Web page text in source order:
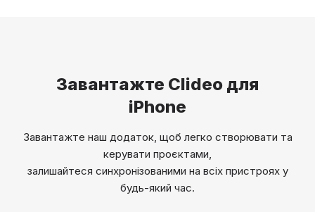
Завантажте Clideo для
iPhone
Завантажте наш додаток, щоб легко створювати та
керувати проєктами,
залишайтеся синхронізованими на всіх пристроях у
будь-який час.